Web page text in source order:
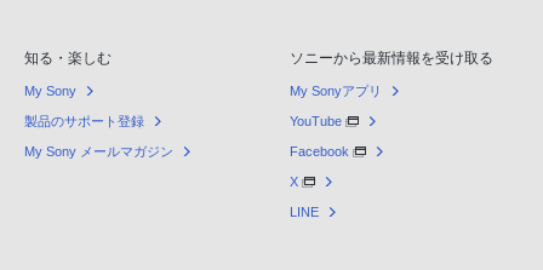
知る・楽しむ
My Sony
製品のサポート登録
My Sony メールマガジン
ソニーから最新情報を受け取る
My Sonyアプリ
YouTube
Facebook
X
LINE